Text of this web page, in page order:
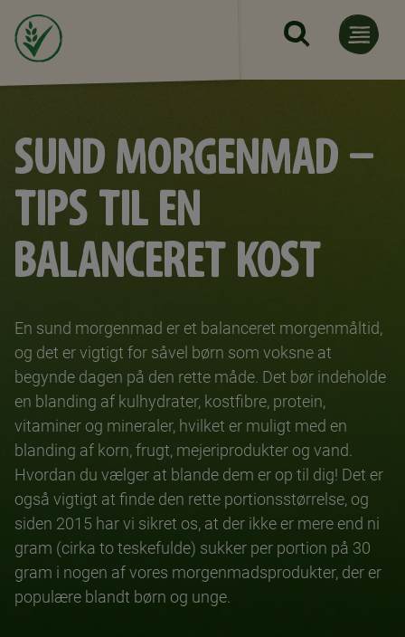
SUND MORGENMAD –
TIPS TIL EN
BALANCERET KOST
En sund morgenmad er et balanceret morgenmåltid,
og det er vigtigt for såvel børn som voksne at
begynde dagen på den rette måde. Det bør indeholde
en blanding af kulhydrater, kostfibre, protein,
vitaminer og mineraler, hvilket er muligt med en
blanding af korn, frugt, mejeriprodukter og vand.
Hvordan du vælger at blande dem er op til dig! Det er
også vigtigt at finde den rette portionsstørrelse, og
siden 2015 har vi sikret os, at der ikke er mere end ni
gram (cirka to teskefulde) sukker per portion på 30
gram i nogen af vores morgenmadsprodukter, der er
populære blandt børn og unge.